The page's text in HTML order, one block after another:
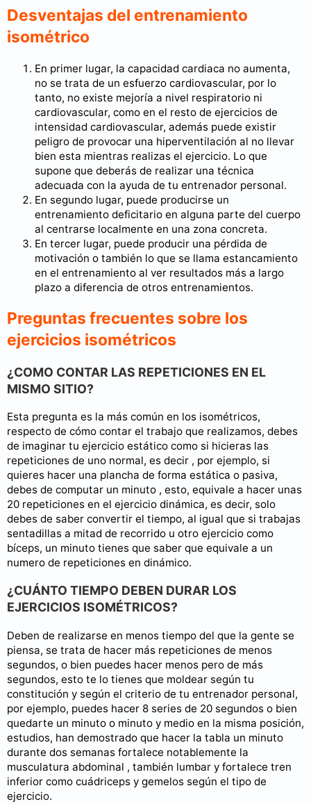
Desventajas del entrenamiento
isométrico
En primer lugar, la capacidad cardiaca no aumenta,
no se trata de un esfuerzo cardiovascular, por lo
tanto, no existe mejoría a nivel respiratorio ni
cardiovascular, como en el resto de ejercicios de
intensidad cardiovascular, además puede existir
peligro de provocar una hiperventilación al no llevar
bien esta mientras realizas el ejercicio. Lo que
supone que deberás de realizar una técnica
adecuada con la ayuda de tu entrenador personal.
En segundo lugar, puede producirse un
entrenamiento deficitario en alguna parte del cuerpo
al centrarse localmente en una zona concreta.
En tercer lugar, puede producir una pérdida de
motivación o también lo que se llama estancamiento
en el entrenamiento al ver resultados más a largo
plazo a diferencia de otros entrenamientos.
Preguntas frecuentes sobre los
ejercicios isométricos
¿COMO CONTAR LAS REPETICIONES EN EL
MISMO SITIO?
Esta pregunta es la más común en los isométricos,
respecto de cómo contar el trabajo que realizamos, debes
de imaginar tu ejercicio estático como si hicieras las
repeticiones de uno normal, es decir , por ejemplo, si
quieres hacer una plancha de forma estática o pasiva,
debes de computar un minuto , esto, equivale a hacer unas
20 repeticiones en el ejercicio dinámica, es decir, solo
debes de saber convertir el tiempo, al igual que si trabajas
sentadillas a mitad de recorrido u otro ejercicio como
bíceps, un minuto tienes que saber que equivale a un
numero de repeticiones en dinámico.
¿CUÁNTO TIEMPO DEBEN DURAR LOS
EJERCICIOS ISOMÉTRICOS?
Deben de realizarse en menos tiempo del que la gente se
piensa, se trata de hacer más repeticiones de menos
segundos, o bien puedes hacer menos pero de más
segundos, esto te lo tienes que moldear según tu
constitución y según el criterio de tu entrenador personal,
por ejemplo, puedes hacer 8 series de 20 segundos o bien
quedarte un minuto o minuto y medio en la misma posición,
estudios, han demostrado que hacer la tabla un minuto
durante dos semanas fortalece notablemente la
musculatura abdominal , también lumbar y fortalece tren
inferior como cuádriceps y gemelos según el tipo de
ejercicio.